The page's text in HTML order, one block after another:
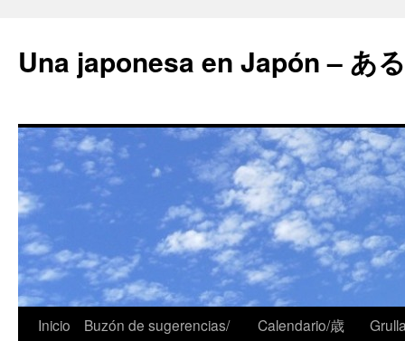
Una japonesa en Japón – あ
Inicio
Buzón de sugerencias/
Calendario/歳